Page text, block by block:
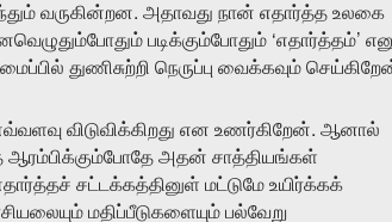
வருகின்றன. அதாவது நான் எதார்த்த உலகை
படிக்கும்போதும் ‘எதார்த்தம்’
துணிசுற்றி நெருப்பு வைக்கவும்
விடுவிக்கிறது என உணர்கிறேன். ஆனால்
ஆரம்பிக்கும்போதே அதன் சாத்தியங்கள்
சட்டக்கத்தினுள் மட்டுமே உயிர்க்கக்
மதிப்பீடுகளையும் பல்வேறு